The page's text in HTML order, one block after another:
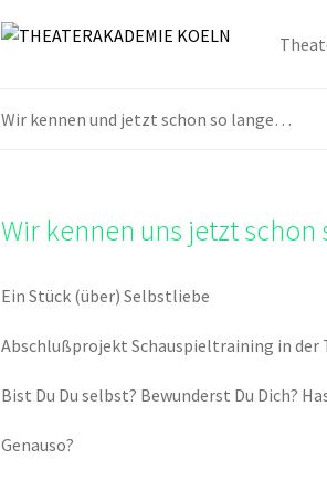
Wir kennen und jetzt schon so lange…
Wir kennen uns jetzt schon
Ein Stück (über) Selbstliebe
Abschlußprojekt Schauspieltraining in der
Bist Du Du selbst? Bewunderst Du Dich?
Genauso?